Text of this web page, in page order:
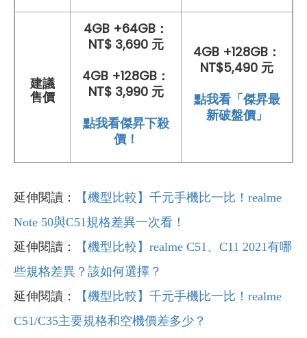
建議
售價
4GB +64GB：
NT$ 3,690 元
4GB +128GB：
NT$ 3,990 元
點我看傑昇下殺
價！
4GB +128GB：
NT$5,490 元
點我看「傑昇最
新破盤價」
延伸閱讀：
【機型比較】千元手機比一比！realme
Note 50與C51規格差異一次看！
延伸閱讀：
【機型比較】realme C51、C11 2021有哪
些規格差異？該如何選擇？
延伸閱讀：
【機型比較】千元手機比一比！realme
C51/C35主要規格和空機價差多少？